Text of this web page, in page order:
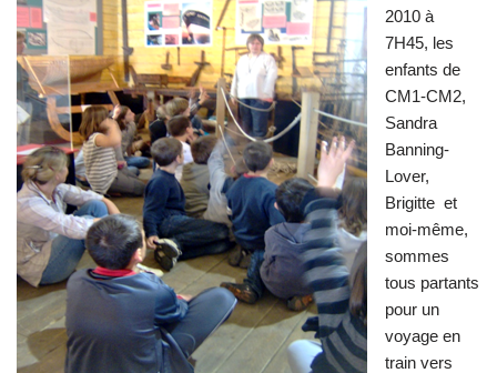
2010 à
7H45, les
enfants de
CM1-CM2,
Sandra
Banning-
Lover,
Brigitte et
moi-même,
sommes
tous partants
pour un
voyage en
train vers